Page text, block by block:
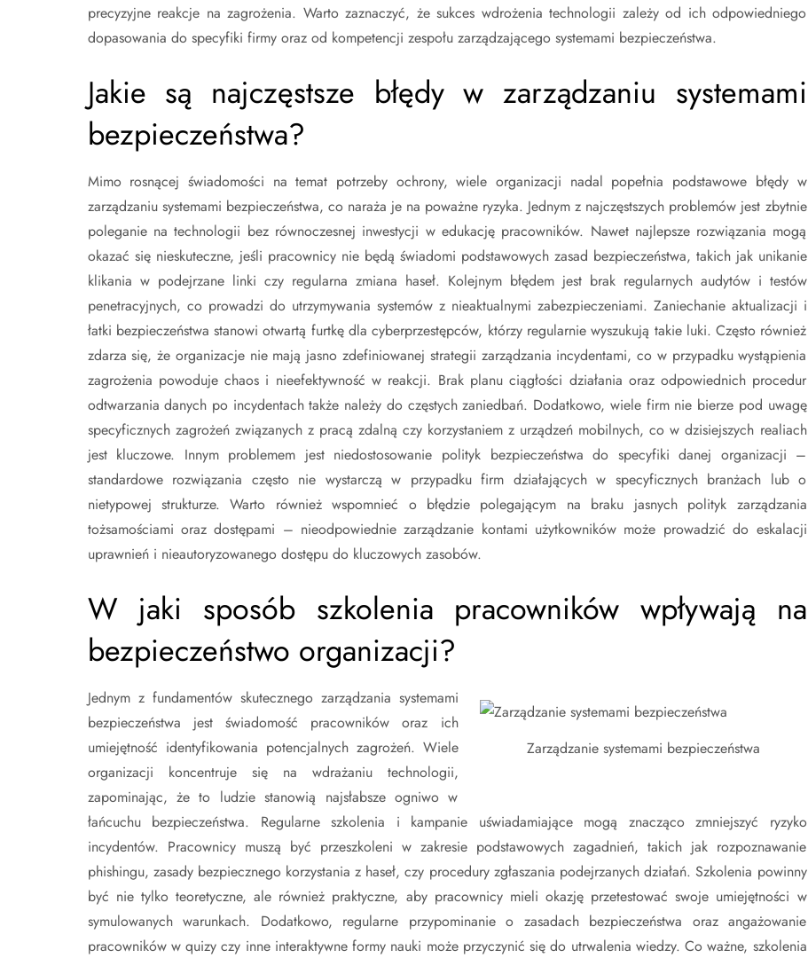
precyzyjne reakcje na zagrożenia. Warto zaznaczyć, że sukces wdrożenia technologii zależy od ich odpowiedniego
dopasowania do specyfiki firmy oraz od kompetencji zespołu zarządzającego systemami bezpieczeństwa.
Jakie są najczęstsze błędy w zarządzaniu systemami
bezpieczeństwa?
Mimo rosnącej świadomości na temat potrzeby ochrony, wiele organizacji nadal popełnia podstawowe błędy w
zarządzaniu systemami bezpieczeństwa, co naraża je na poważne ryzyka. Jednym z najczęstszych problemów jest zbytnie
poleganie na technologii bez równoczesnej inwestycji w edukację pracowników. Nawet najlepsze rozwiązania mogą
okazać się nieskuteczne, jeśli pracownicy nie będą świadomi podstawowych zasad bezpieczeństwa, takich jak unikanie
klikania w podejrzane linki czy regularna zmiana haseł. Kolejnym błędem jest brak regularnych audytów i testów
penetracyjnych, co prowadzi do utrzymywania systemów z nieaktualnymi zabezpieczeniami. Zaniechanie aktualizacji i
łatki bezpieczeństwa stanowi otwartą furtkę dla cyberprzestępców, którzy regularnie wyszukują takie luki. Często również
zdarza się, że organizacje nie mają jasno zdefiniowanej strategii zarządzania incydentami, co w przypadku wystąpienia
zagrożenia powoduje chaos i nieefektywność w reakcji. Brak planu ciągłości działania oraz odpowiednich procedur
odtwarzania danych po incydentach także należy do częstych zaniedbań. Dodatkowo, wiele firm nie bierze pod uwagę
specyficznych zagrożeń związanych z pracą zdalną czy korzystaniem z urządzeń mobilnych, co w dzisiejszych realiach
jest kluczowe. Innym problemem jest niedostosowanie polityk bezpieczeństwa do specyfiki danej organizacji –
standardowe rozwiązania często nie wystarczą w przypadku firm działających w specyficznych branżach lub o
nietypowej strukturze. Warto również wspomnieć o błędzie polegającym na braku jasnych polityk zarządzania
tożsamościami oraz dostępami – nieodpowiednie zarządzanie kontami użytkowników może prowadzić do eskalacji
uprawnień i nieautoryzowanego dostępu do kluczowych zasobów.
W jaki sposób szkolenia pracowników wpływają na
bezpieczeństwo organizacji?
Zarządzanie systemami bezpieczeństwa
Jednym z fundamentów skutecznego zarządzania systemami
bezpieczeństwa jest świadomość pracowników oraz ich
umiejętność identyfikowania potencjalnych zagrożeń. Wiele
organizacji koncentruje się na wdrażaniu technologii,
zapominając, że to ludzie stanowią najsłabsze ogniwo w
łańcuchu bezpieczeństwa. Regularne szkolenia i kampanie uświadamiające mogą znacząco zmniejszyć ryzyko
incydentów. Pracownicy muszą być przeszkoleni w zakresie podstawowych zagadnień, takich jak rozpoznawanie
phishingu, zasady bezpiecznego korzystania z haseł, czy procedury zgłaszania podejrzanych działań. Szkolenia powinny
być nie tylko teoretyczne, ale również praktyczne, aby pracownicy mieli okazję przetestować swoje umiejętności w
symulowanych warunkach. Dodatkowo, regularne przypominanie o zasadach bezpieczeństwa oraz angażowanie
pracowników w quizy czy inne interaktywne formy nauki może przyczynić się do utrwalenia wiedzy. Co ważne, szkolenia